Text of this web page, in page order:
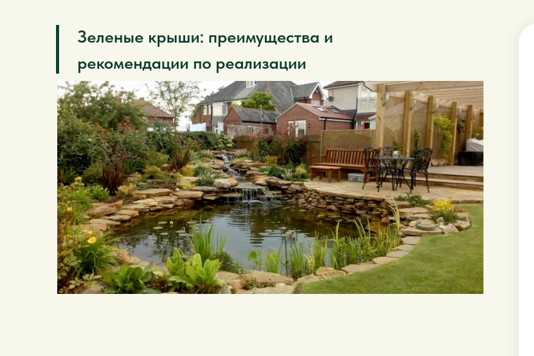
Зеленые крыши: преимущества и
рекомендации по реализации